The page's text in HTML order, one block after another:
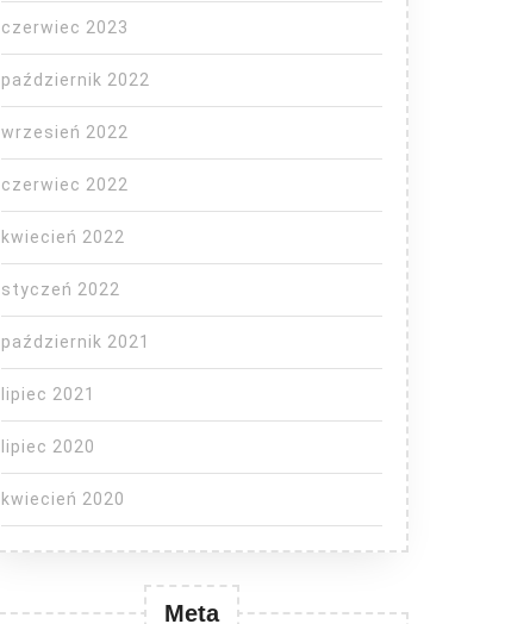
czerwiec 2023
październik 2022
wrzesień 2022
czerwiec 2022
kwiecień 2022
styczeń 2022
październik 2021
lipiec 2021
lipiec 2020
kwiecień 2020
Meta